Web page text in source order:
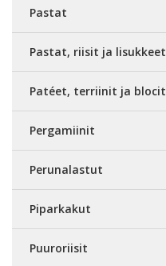
Pastat
Pastat, riisit ja lisukkeet
Patéet, terriinit ja blocit
Pergamiinit
Perunalastut
Piparkakut
Puuroriisit